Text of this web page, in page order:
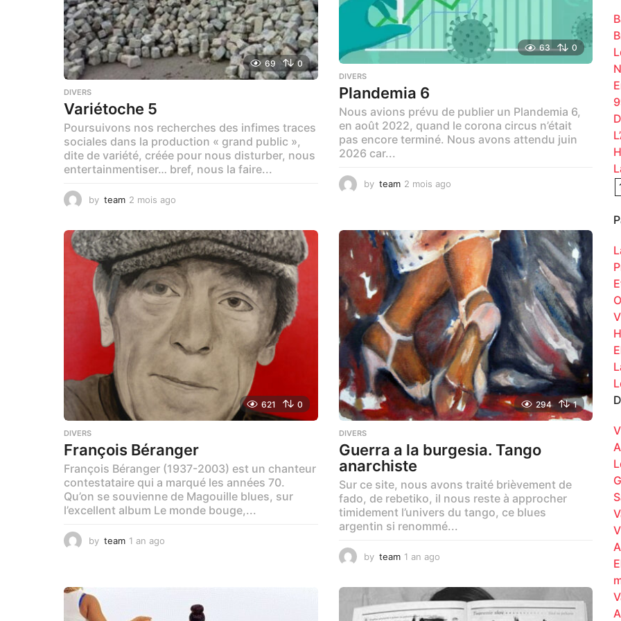
69 0
DIVERS
Variétoche 5
Poursuivons nos recherches des infimes traces
sociales dans la production « grand public »,
dite de variété, créée pour nous disturber, nous
entertainmentiser… bref, nous la faire...
by team 2 mois ago
m
a
i
n
e
s
g
o
63 0
DIVERS
Plandemia 6
Nous avions prévu de publier un Plandemia 6,
en août 2022, quand le corona circus n’était
pas encore terminé. Nous avons attendu juin
2026 car...
by team 2 mois ago
s
a
g
o
621 0
DIVERS
François Béranger
François Béranger (1937-2003) est un chanteur
contestataire qui a marqué les années 70.
Qu’on se souvienne de Magouille blues, sur
l’excellent album Le monde bouge,...
by team 1 an ago
294 1
DIVERS
Guerra a la burgesia. Tango
anarchiste
Sur ce site, nous avons traité brièvement de
fado, de rebetiko, il nous reste à approcher
timidement l’univers du tango, ce blues
argentin si renommé...
by team 1 an ago
g
: